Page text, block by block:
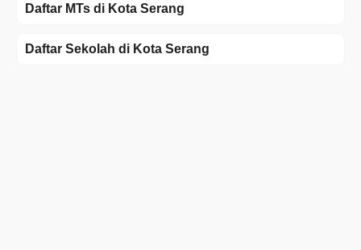
Daftar MTs di Kota Serang
Daftar Sekolah di Kota Serang